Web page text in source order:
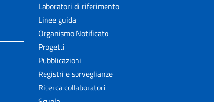
Laboratori di riferimento
Linee guida
Organismo Notificato
Progetti
Pubblicazioni
Registri e sorveglianze
Ricerca collaboratori